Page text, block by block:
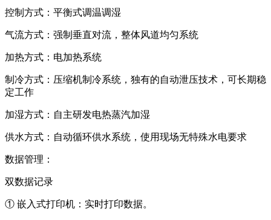
控制方式：平衡式调温调湿
气流方式：强制垂直对流，整体风道均匀系统
加热方式：电加热系统
制冷方式：压缩机制冷系统，独有的自动泄压技术，可长期稳
定工作
加湿方式：自主研发电热蒸汽加湿
供水方式：自动循环供水系统，使用现场无特殊水电要求
数据管理：
双数据记录
① 嵌入式打印机：实时打印数据。